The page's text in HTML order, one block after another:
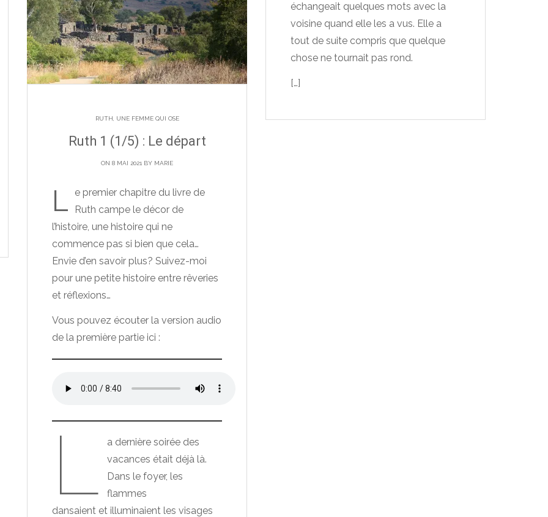
échangeait quelques mots avec la
voisine quand elle les a vus. Elle a
tout de suite compris que quelque
chose ne tournait pas rond.
[…]
RUTH, UNE FEMME QUI OSE
Ruth 1 (1/5) : Le départ
ON 8 MAI 2021 BY MARIE
L
e premier chapitre du livre de
Ruth campe le décor de
l’histoire, une histoire qui ne
commence pas si bien que cela…
Envie d’en savoir plus? Suivez-moi
pour une petite histoire entre rêveries
et réflexions…
Vous pouvez écouter la version audio
de la première partie ici :
L
a dernière soirée des
vacances était déjà là.
Dans le foyer, les
flammes
dansaient et illuminaient les visages